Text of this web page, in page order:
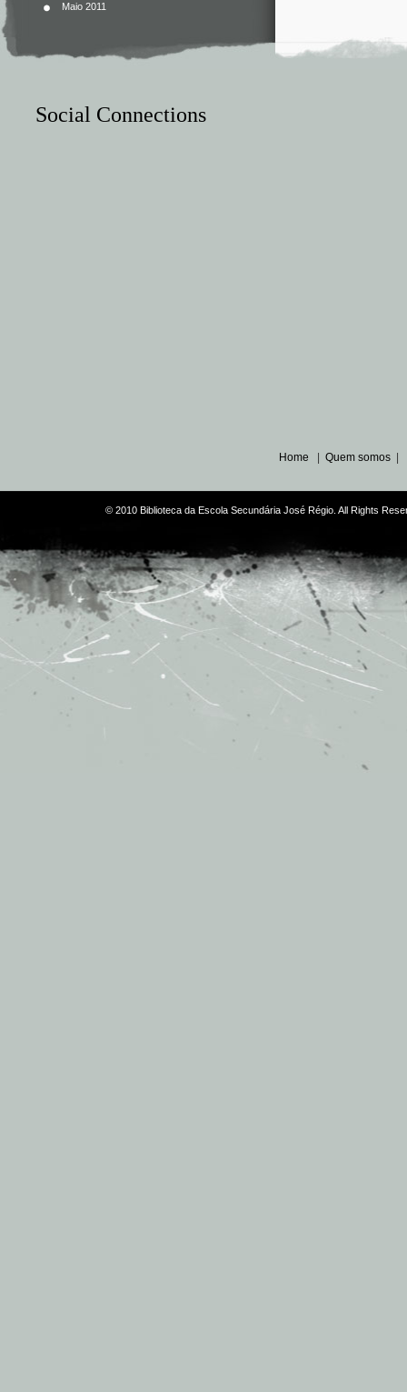
Maio 2011
Social Connections
Home Quem somos
© 2010 Biblioteca da Escola Secundária José Régio. All Rights